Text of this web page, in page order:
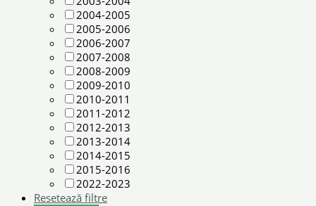
2004-2005
2005-2006
2006-2007
2007-2008
2008-2009
2009-2010
2010-2011
2011-2012
2012-2013
2013-2014
2014-2015
2015-2016
2022-2023
Resetează filtre